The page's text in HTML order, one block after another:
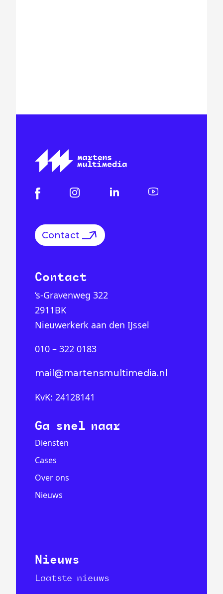
Contact
Contact
‘s-Gravenweg 322
2911BK
Nieuwerkerk aan den IJssel
010 – 322 0183
mail@martensmultimedia.nl
KvK: 24128141
Ga snel naar
Diensten
Cases
Over ons
Nieuws
Nieuws
Laatste nieuws